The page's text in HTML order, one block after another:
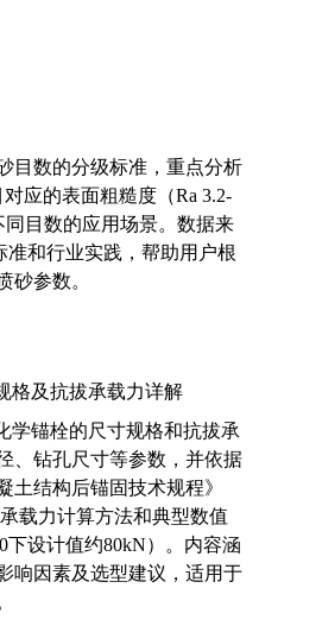
目数的分级标准，重点分析
应的表面粗糙度（Ra 3.2-
同目数的应用场景。数据来
准和行业实践，帮助用户根
砂参数。
格及抗拔承载力详解
学锚栓的尺寸规格和抗拔承
、钻孔尺寸等参数，并依据
土结构后锚固技术规程》
载力计算方法和典型数值
下设计值约80kN）。内容涵
响因素及选型建议，适用于